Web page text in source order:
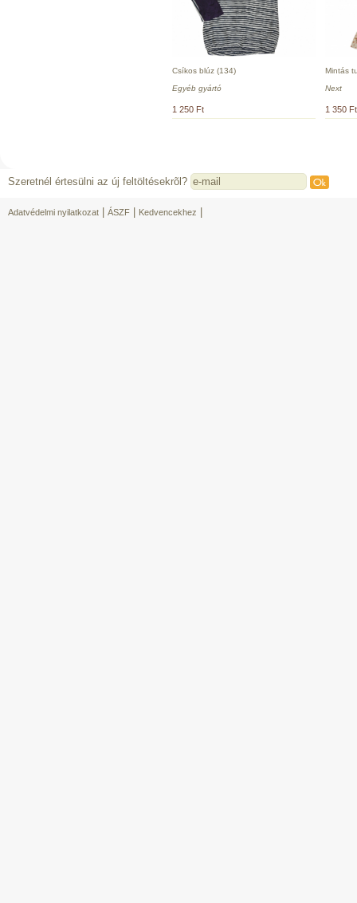
Csíkos blúz (134)
Egyéb gyártó
1 250 Ft
Mintás
Next
1 350 Ft
Szeretnél értesülni az új feltöltésekrõl?
Adatvédelmi nyilatkozat ÁSZF Kedvencekhez